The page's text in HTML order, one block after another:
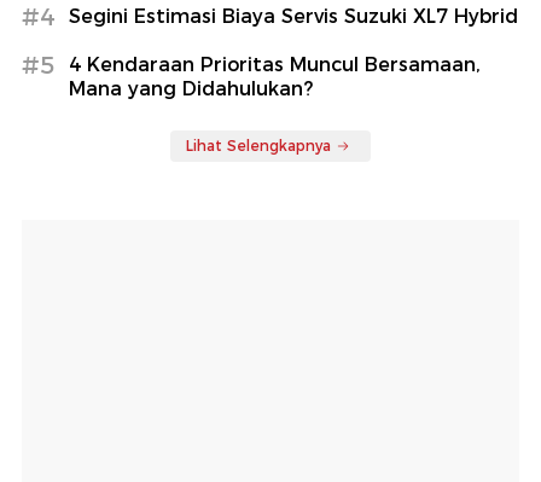
#4 Segini Estimasi Biaya Servis Suzuki XL7 Hybrid
#5
4 Kendaraan Prioritas Muncul Bersamaan,
Mana yang Didahulukan?
Lihat Selengkapnya